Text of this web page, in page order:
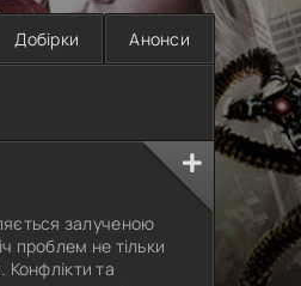
Добірки Анонси
залученою
проблем не тільки
Конфлікти та